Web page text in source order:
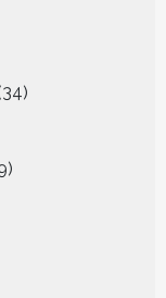
34
producten
producten